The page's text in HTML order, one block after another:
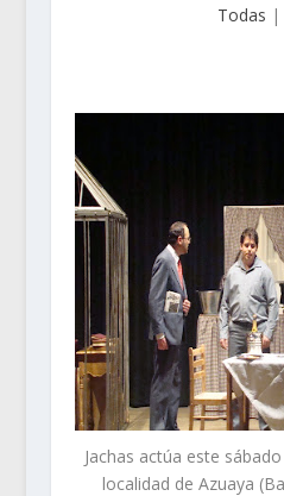
Todas
Jachas actúa este
localidad de Azuaya